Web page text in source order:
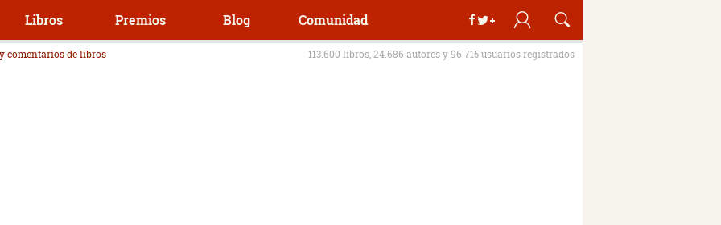
Libros Premios Blog Comunidad
comentarios de libros
113.600 libros, 24.686 autores y 96.715 usuarios registrados